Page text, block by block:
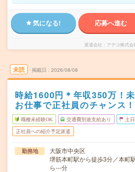
気になる! 応募へ進む
派遣会社 アデコ株式会
未読 掲載日 2026/08/08
時給1600円＊年収350万！
お仕事で正社員のチャンス！
職種未経験OK 交通費別途支給あり 土
正社員への紹介予定派遣
勤務地
大阪市中央区
堺筋本町駅から徒歩3分／本町
ら---分